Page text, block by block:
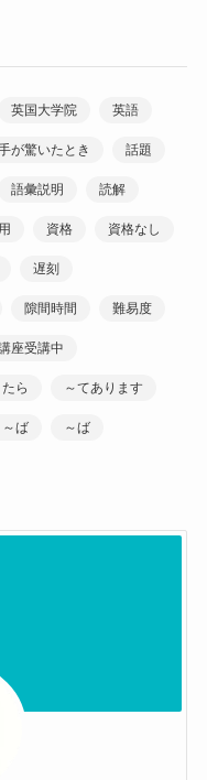
英国大学院 英語
が驚いたとき 話題
語彙説明 読解
資格 資格なし
遅刻
隙間時間 難易度
座受講中
たら ～てあります
ば ～ば